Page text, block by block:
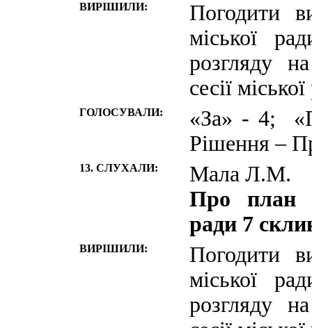
ВИРІШИЛИ:
Погодити
міської
розгляду
сесії
ГОЛОСУВАЛИ:
«За» - 4;
Рішення –
13. СЛУХАЛИ:
Мала Л.М.
Про план
ради 7
ВИРІШИЛИ:
Погодити
міської
розгляду